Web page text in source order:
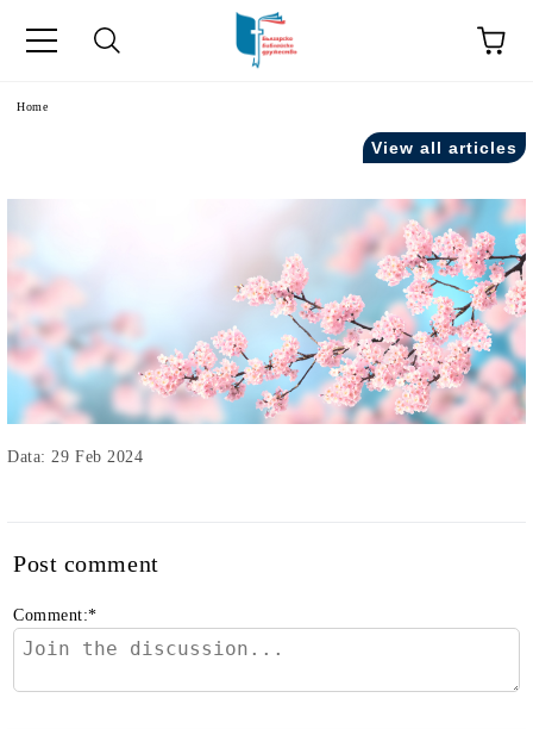
Home
View all articles
Data: 29 Feb 2024
Post comment
Comment:*